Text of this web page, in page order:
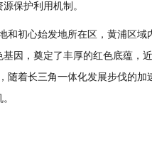
保护利用机制。
初心始发地所在区，黄浦区域
因，奠定了丰厚的红色底蕴，
随着长三角一体化发展步伐的